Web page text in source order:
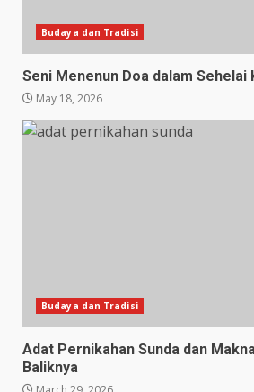
Budaya dan Tradisi
Seni Menenun Doa dalam Sehelai
May 18, 2026
Budaya dan Tradisi
Adat Pernikahan Sunda dan
Baliknya